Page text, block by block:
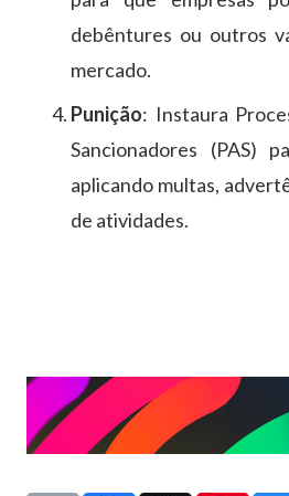
debêntures ou outros
mercado.
Punição: Instaura
Sancionadores (PAS)
aplicando multas,
de atividades.